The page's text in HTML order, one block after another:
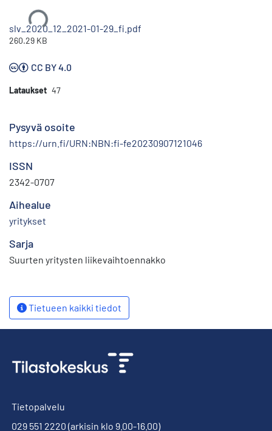
Ladataan...
slv_2020_12_2021-01-29_fi.pdf
260.29 KB
CC BY 4.0
Lataukset 47
Pysyvä osoite
https://urn.fi/URN:NBN:fi-fe20230907121046
ISSN
2342-0707
Aihealue
yritykset
Sarja
Suurten yritysten liikevaihtoennakko
Tietueen kaikki tiedot
Tietopalvelu
029 551 2220 (arkisin klo 9.00-16.00)